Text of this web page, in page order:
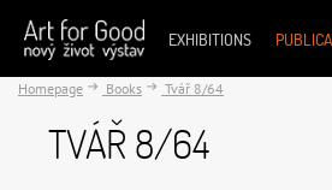
EXHIBITIONS
Homepage Books Tvář 8/64
TVÁŘ 8/64